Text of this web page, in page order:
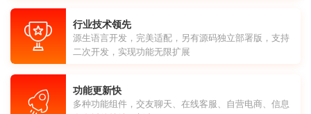
行业技术领先
源生语言开发，完美适配，另有源码独立部署版，支持
二次开发，实现功能无限扩展
功能更新快
多种功能组件，交友聊天、在线客服、自营电商、信息